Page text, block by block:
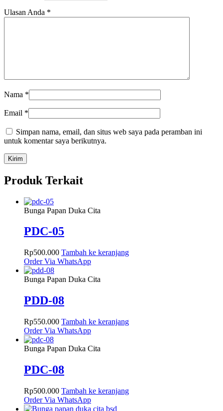
Ulasan Anda *
Nama *
Email *
Simpan nama, email, dan situs web saya pada peramban ini
untuk komentar saya berikutnya.
Produk Terkait
Bunga Papan Duka Cita
PDC-05
Rp500.000 Tambah ke keranjang
Order Via WhatsApp
Bunga Papan Duka Cita
PDD-08
Rp550.000 Tambah ke keranjang
Order Via WhatsApp
Bunga Papan Duka Cita
PDC-08
Rp500.000 Tambah ke keranjang
Order Via WhatsApp